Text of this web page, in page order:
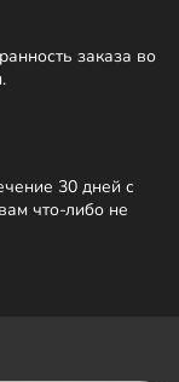
заказа во
30 дней с
что-либо не